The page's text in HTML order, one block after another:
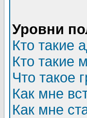
Уровни
Кто такие
Кто такие
Что такое
Как мне
Как мне